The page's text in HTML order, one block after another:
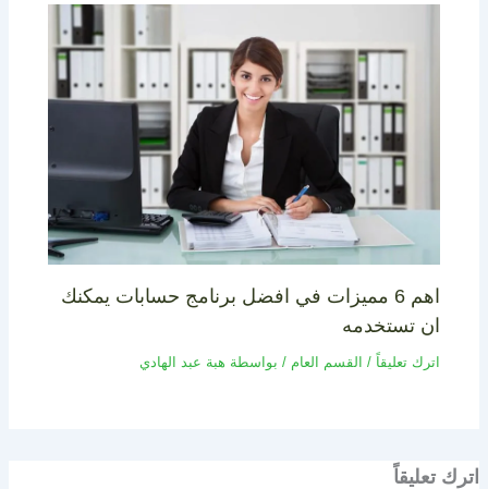
اهم 6 مميزات في افضل برنامج حسابات يمكنك
ان تستخدمه
اترك تعليقاً / القسم العام / بواسطة هبة عبد الهادي
اترك تعليقاً